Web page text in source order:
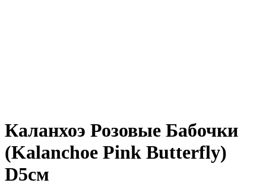
Каланхоэ Розовые Бабочки
(Kalanchoe Pink Butterfly)
D5см